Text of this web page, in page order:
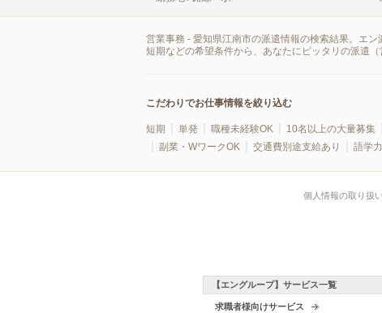
営業事務 - 愛知県江南市の派遣情報の検索結果。エ
短期などの希望条件から、あなたにピッタリの派遣（
こだわりでお仕事情報を絞り込む
短期 単発 職種未経験OK 10名以上の大量募集
副業・WワークOK
交通費別途支給あり 語学
個人情報の取り扱
【エングループ】サービス一覧
求職者様向けサービス